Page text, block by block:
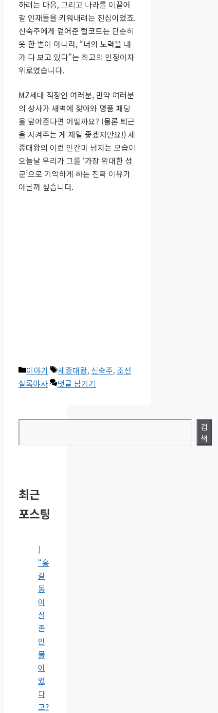
하려는 마음, 그리고 나라를 이끌어
갈 인재들을 키워내려는 진심이었죠.
신숙주에게 덮어준 털코트는 단순히
옷 한 벌이 아니라, “너의 노력을 내
가 다 보고 있다”는 최고의 인정이자
위로였습니다.
MZ세대 직장인 여러분, 만약 여러분
의 상사가 새벽에 찾아와 명품 패딩
을 덮어준다면 어떨까요? (물론 퇴근
을 시켜주는 게 제일 좋겠지만요!) 세
종대왕의 이런 인간미 넘치는 모습이
오늘날 우리가 그를 ‘가장 위대한 성
군’으로 기억하게 하는 진짜 이유가
아닐까 싶습니다.
카
테
이야기
태
그
세종대왕, 신숙주, 조선
실록야사
댓글 남기기
검
색
최근
포스팅
]
“홍
길
동
이
실
존
인
물
이
었
다
고?